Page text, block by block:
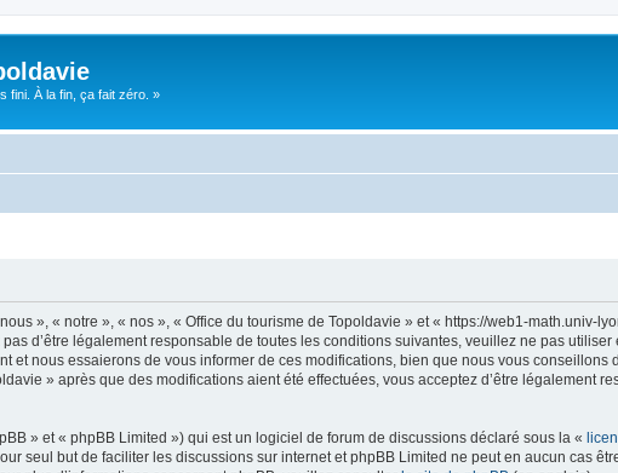
fini. À la fin, ça fait zéro. »
», « notre », « nos », « Office du tourisme de Topoldavie » et « https://web1-math.univ-
d’être légalement responsable de toutes les conditions suivantes, veuillez ne pas
et nous essaierons de vous informer de ces modifications, bien que nous vous conseillons
» après que des modifications aient été effectuées, vous acceptez d’être légalement
» et « phpBB Limited ») qui est un logiciel de forum de discussions déclaré sous la «
seul but de faciliter les discussions sur internet et phpBB Limited ne peut en aucun cas